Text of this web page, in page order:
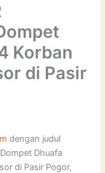
Korban
di Pasir
dengan judul
Dhuafa
di Pasir Pogor,